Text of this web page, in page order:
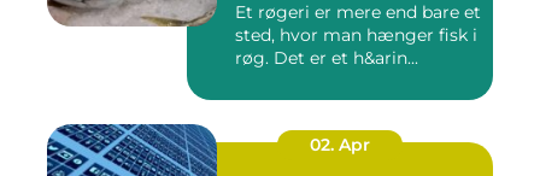
Et røgeri er mere end bare et
sted, hvor man hænger fisk i
røg. Det er et h&arin...
02. Apr